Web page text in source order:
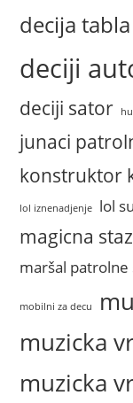
decija
deciji
deciji sator
junaci
konstruktor
lol iznenadjenje lol
magicna
maršal patrolne
mobilni za decu
muzicka
muzicka